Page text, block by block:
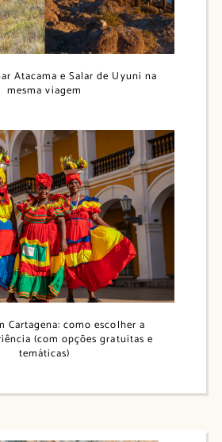
Atacama e Salar de Uyuni na
mesma viagem
Cartagena: como escolher a
(com opções gratuitas e
temáticas)